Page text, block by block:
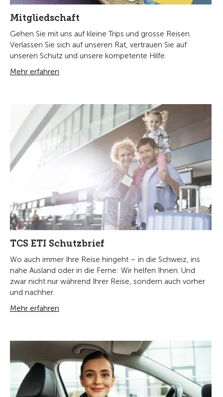
Mitgliedschaft
Gehen Sie mit uns auf kleine Trips und grosse Reisen.
Verlassen Sie sich auf unseren Rat, vertrauen Sie auf
unseren Schutz und unsere kompetente Hilfe.
Mehr erfahren
TCS ETI Schutzbrief
Wo auch immer Ihre Reise hingeht – in die Schweiz, ins
nahe Ausland oder in die Ferne: Wir helfen Ihnen. Und
zwar nicht nur während Ihrer Reise, sondern auch vorher
und nachher.
Mehr erfahren